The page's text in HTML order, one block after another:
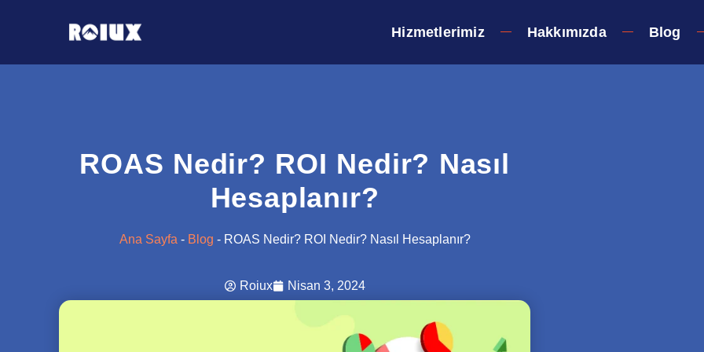
Hizmetlerimiz Hakkımızda Blog
ROAS Nedir? ROI Nedir? Nasıl
Hesaplanır?
Ana Sayfa - Blog - ROAS Nedir? ROI Nedir? Nasıl Hesaplanır?
Roiux Nisan 3, 2024